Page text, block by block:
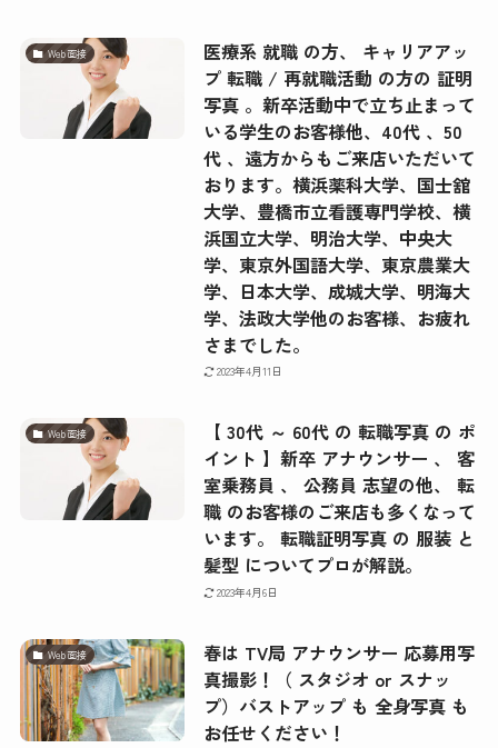
Web面接
医療系 就職 の方、 キャリアアッ
プ 転職 / 再就職活動 の方の 証明
写真 。新卒活動中で立ち止まって
いる学生のお客様他、40代 、50
代 、遠方からもご来店いただいて
おります。横浜薬科大学、国士舘
大学、豊橋市立看護専門学校、横
浜国立大学、明治大学、中央大
学、東京外国語大学、東京農業大
学、日本大学、成城大学、明海大
学、法政大学他のお客様、お疲れ
さまでした。
2023年4月11日
Web面接
【 30代 ～ 60代 の 転職写真 の ポ
イント 】新卒 アナウンサー 、 客
室乗務員 、 公務員 志望の他、 転
職 のお客様のご来店も多くなって
います。 転職証明写真 の 服装 と
髪型 についてプロが解説。
2023年4月6日
Web面接
春は TV局 アナウンサー 応募用写
真撮影！（ スタジオ or スナッ
プ）バストアップ も 全身写真 も
お任せください！